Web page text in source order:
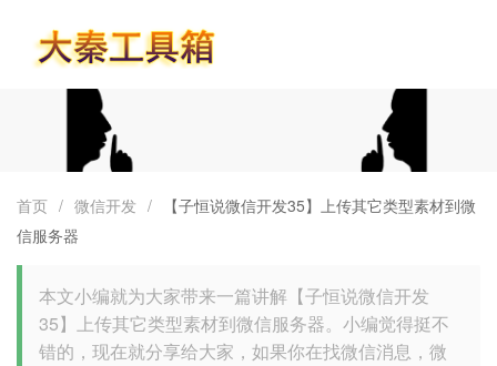
首页 / 微信开发 /
【子恒说微信开发35】上传其它类型素材到微
信服务器
本文小编就为大家带来一篇讲解【子恒说微信开发
35】上传其它类型素材到微信服务器。小编觉得挺不
错的，现在就分享给大家，如果你在找微信消息，微